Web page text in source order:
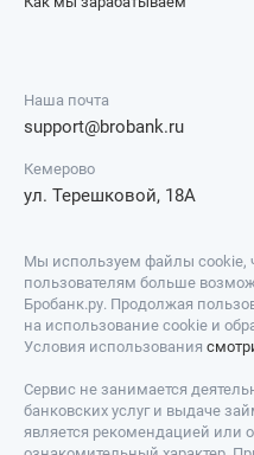
Наша почта
support@brobank.ru
Кемерово
ул. Терешковой, 18А
Мы используем файлы cookie,
пользователям больше
Бробанк.ру. Продолжая
на использование cookie и
Условия использования
Сервис не занимается
банковских услуг и выдаче
является рекомендацией или